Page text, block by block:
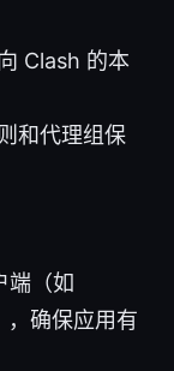
Clash 的本
和代理组保
端（如
确保应用有